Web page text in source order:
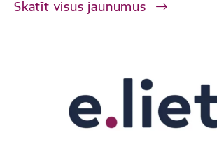
Skatīt visus jaunumus